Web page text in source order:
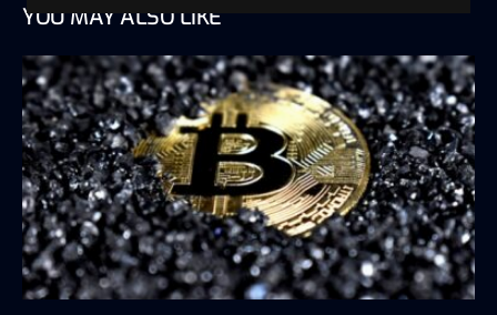
YOU MAY ALSO LIKE